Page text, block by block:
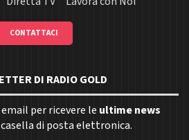
CONTATTACI
DI RADIO GOLD
per ricevere le ultime news
di posta elettronica.